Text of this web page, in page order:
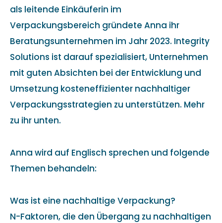
als leitende Einkäuferin im
Verpackungsbereich gründete Anna ihr
Beratungsunternehmen im Jahr 2023. Integrity
Solutions ist darauf spezialisiert, Unternehmen
mit guten Absichten bei der Entwicklung und
Umsetzung kosteneffizienter nachhaltiger
Verpackungsstrategien zu unterstützen. Mehr
zu ihr unten.
Anna wird auf Englisch sprechen und folgende
Themen behandeln:
Was ist eine nachhaltige Verpackung?
N-Faktoren, die den Übergang zu nachhaltigen